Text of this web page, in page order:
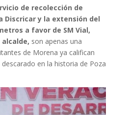
de recolección de
Discricar y la extensión del
a favor de SM Vial,
son apenas una
de Morena ya califican
en la historia de Poza